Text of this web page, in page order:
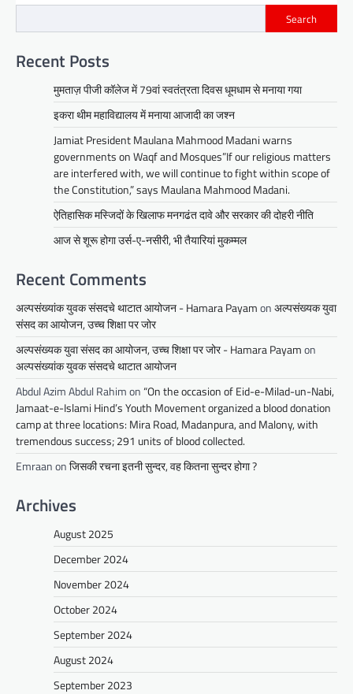
Search
Recent Posts
मुमताज़ पीजी कॉलेज में 79वां स्वतंत्रता दिवस धूमधाम से मनाया गया
इकरा थीम महाविद्यालय में मनाया आजादी का जश्न
Jamiat President Maulana Mahmood Madani warns
governments on Waqf and Mosques”If our religious matters
are interfered with, we will continue to fight within scope of
the Constitution,” says Maulana Mahmood Madani.
ऐतिहासिक मस्जिदों के खिलाफ मनगढंत दावे और सरकार की दोहरी नीति
आज से शूरू होगा उर्स-ए-नसीरी, भी तैयारियां मुकम्मल
Recent Comments
अल्पसंख्यांक युवक संसदचे थाटात आयोजन - Hamara Payamonअल्पसंख्यक युवा
संसद का आयोजन, उच्च शिक्षा पर जोर
अल्पसंख्यक युवा संसद का आयोजन, उच्च शिक्षा पर जोर - Hamara Payamon
अल्पसंख्यांक युवक संसदचे थाटात आयोजन
Abdul Azim Abdul Rahimon “On the occasion of Eid-e-Milad-un-Nabi,
Jamaat-e-Islami Hind’s Youth Movement organized a blood donation
camp at three locations: Mira Road, Madanpura, and Malony, with
tremendous success; 291 units of blood collected.
Emraanonजिसकी रचना इतनी सुन्दर, वह कितना सुन्दर होगा ?
Archives
August 2025
December 2024
November 2024
October 2024
September 2024
August 2024
September 2023